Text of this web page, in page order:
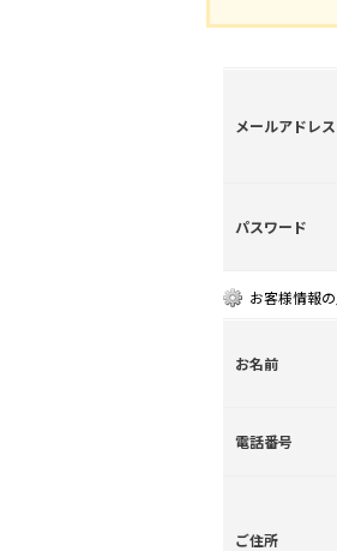
メールアドレス
パスワード
お客様情報
お名前
電話番号
ご住所